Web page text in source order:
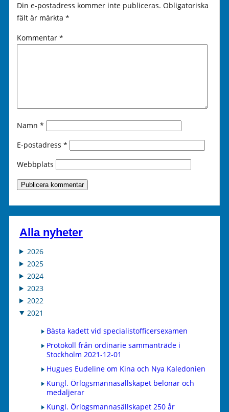
Din e-postadress kommer inte publiceras. Obligatoriska
fält är märkta *
Kommentar *
Namn *
E-postadress *
Webbplats
Alla nyheter
2026
2025
2024
2023
2022
2021
Bästa kadett vid specialistofficersexamen
Protokoll från ordinarie sammanträde i
Stockholm 2021-12-01
Hugues Eudeline om Kina och Nya Kaledonien
Kungl. Örlogsmannasällskapet belönar och
medaljerar
Kungl. Örlogsmannasällskapet 250 år